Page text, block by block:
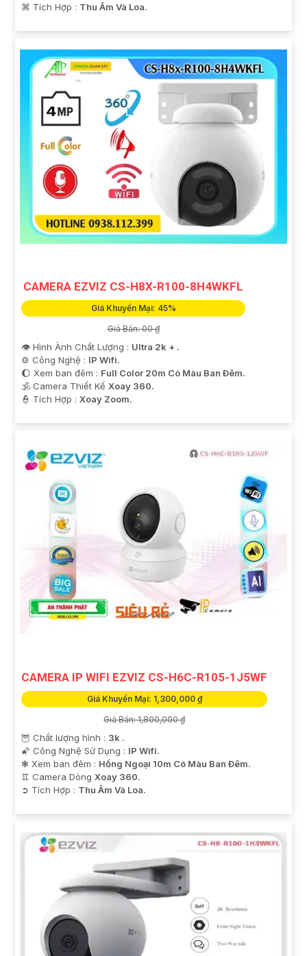
️⌘ Tích Hợp : Thu Âm Và Loa.
CAMERA EZVIZ CS-H8X-R100-8H4WKFL
Giá Khuyến Mại: 45%
Giá Bán: 00 ₫
👁 Hình Ành Chất Lượng : Ultra 2k + .
⚙ Công Nghệ : IP Wifi.
🌔 Xem ban đêm : Full Color 20m Có Màu Ban Ðêm.
🕉️ Camera Thiết Kế Xoay 360.
️👮 Tích Hợp : Xoay Zoom.
CAMERA IP WIFI EZVIZ CS-H6C-R105-1J5WF
Giá Khuyến Mại: 1,300,000 ₫
Giá Bán: 1,800,000 ₫
🦉 Chất lượng hình : 3k .
🌠 Công Nghệ Sử Dụng : IP Wifi.
❃ Xem ban đêm : Hồng Ngoại 10m Có Màu Ban Ðêm.
♊ Camera Dòng Xoay 360.
️➲ Tích Hợp : Thu Âm Và Loa.